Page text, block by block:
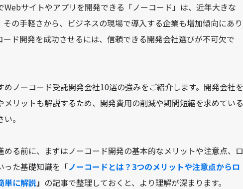
Webサイトやアプリを開発できる「ノーコード」は、近年大きな
その手軽さから、ビジネスの現場で導入する企業も増加傾向にあり
ード開発を成功させるには、信頼できる開発会社選びが不可欠で
めノーコード受託開発会社10選の強みをご紹介します。開発会社を
メリットも解説するため、開発費用の削減や期間短縮を求めている
。
める前に、まずはノーコード開発の基本的なメリットや注意点、ロ
った基礎知識を「ノーコードとは？3つのメリットや注意点からロ
単に解説 」 の記事で整理しておくと、より理解が深まります。